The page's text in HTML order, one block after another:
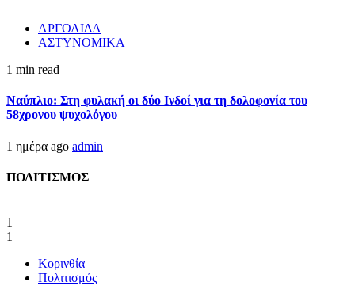
ΑΡΓΟΛΙΔΑ
ΑΣΤΥΝΟΜΙΚΑ
1 min read
Ναύπλιο: Στη φυλακή οι δύο Ινδοί για τη δολοφονία του
58χρονου ψυχολόγου
1 ημέρα ago admin
ΠΟΛΙΤΙΣΜΟΣ
1
1
Κορινθία
Πολιτισμός